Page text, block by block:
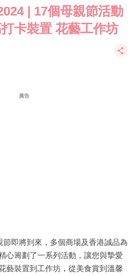
| 17個母親節活動
卡裝置 花藝工作坊
廣告
節即將到來，多個商場及香港誠品為
心籌劃了一系列活動，讓您與摯愛
藝裝置到工作坊，從美食賞到溫馨